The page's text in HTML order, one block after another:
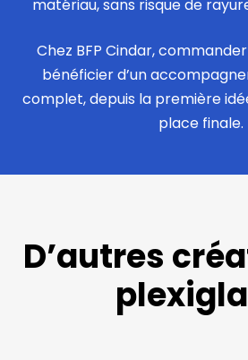
matériau, sans risque de
Chez BFP Cindar,
bénéficier d’un
complet, depuis la première
place finale.
D’autres